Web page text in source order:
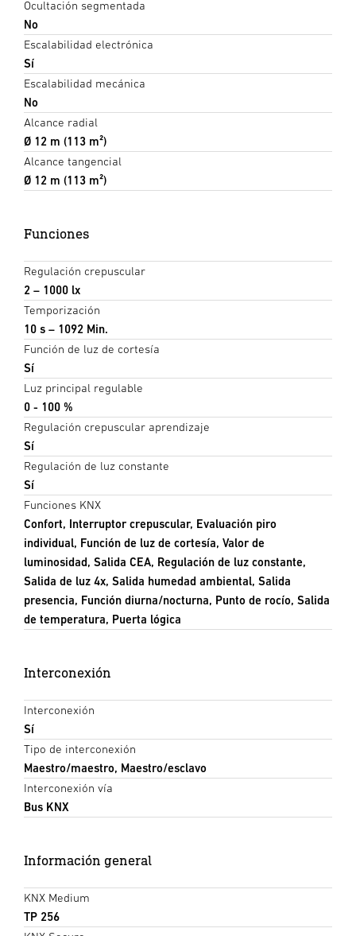
Ocultación segmentada
No
Escalabilidad electrónica
Sí
Escalabilidad mecánica
No
Alcance radial
Ø 12 m (113 m²)
Alcance tangencial
Ø 12 m (113 m²)
Funciones
Regulación crepuscular
2 – 1000 lx
Temporización
10 s – 1092 Min.
Función de luz de cortesía
Sí
Luz principal regulable
0 - 100 %
Regulación crepuscular aprendizaje
Sí
Regulación de luz constante
Sí
Funciones KNX
Confort, Interruptor crepuscular, Evaluación piro
individual, Función de luz de cortesía, Valor de
luminosidad, Salida CEA, Regulación de luz constante,
Salida de luz 4x, Salida humedad ambiental, Salida
presencia, Función diurna/nocturna, Punto de rocío, Salida
de temperatura, Puerta lógica
Interconexión
Interconexión
Sí
Tipo de interconexión
Maestro/maestro, Maestro/esclavo
Interconexión vía
Bus KNX
Información general
KNX Medium
TP 256